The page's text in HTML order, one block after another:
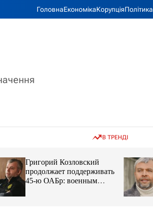
ГоловнаЕкономікаКорупціяПолітика
В ТРЕНДІ
Григорий Козловский
продолжает поддерживать
45-ю ОАБр: военным
передали электробайки